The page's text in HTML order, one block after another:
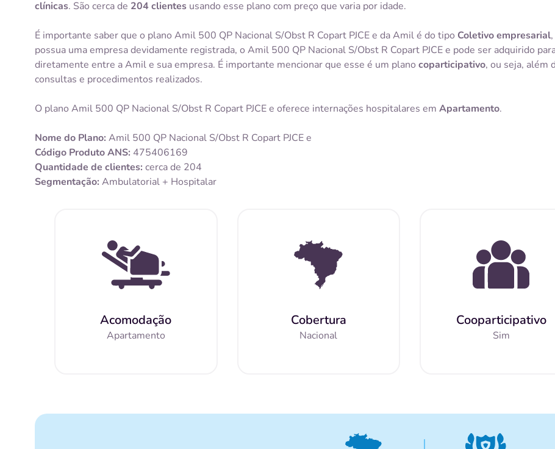
clínicas. São cerca de 204 clientes usando esse plano com preço que varia por idade.
É importante saber que o plano Amil 500 QP Nacional S/Obst R Copart PJCE e da Amil é do tipo Coletivo empresarial
possua uma empresa devidamente registrada, o Amil 500 QP Nacional S/Obst R Copart PJCE e pode ser adquirido
diretamente entre a Amil e sua empresa. É importante mencionar que esse é um plano coparticipativo, ou seja, além
consultas e procedimentos realizados.
O plano Amil 500 QP Nacional S/Obst R Copart PJCE e oferece internações hospitalares em Apartamento.
Nome do Plano: Amil 500 QP Nacional S/Obst R Copart PJCE e
Código Produto ANS: 475406169
Quantidade de clientes: cerca de 204
Segmentação: Ambulatorial + Hospitalar
Acomodação
Apartamento
Cobertura
Nacional
Cooparticipativo
Sim